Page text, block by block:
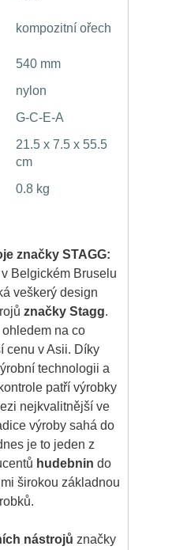
kompozitní ořech
540 mm
nylon
G-C-E-A
21.5 x 7.5 x 55.5
cm
0.8 kg
značky STAGG:
Belgickém Bruselu
veškerý design
značky Stagg.
na co
cenu v Asii. Díky
technologii a
patří výrobky
nejkvalitnější ve
výroby sahá do
je to jeden z
hudebnin do
širokou základnou
nástrojů značky